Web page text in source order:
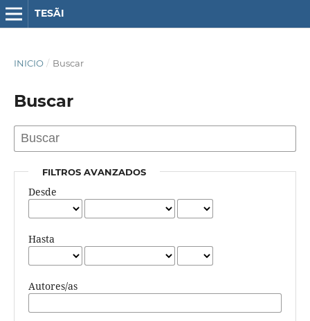
TESÃI
INICIO / Buscar
Buscar
FILTROS AVANZADOS
Desde
Hasta
Autores/as